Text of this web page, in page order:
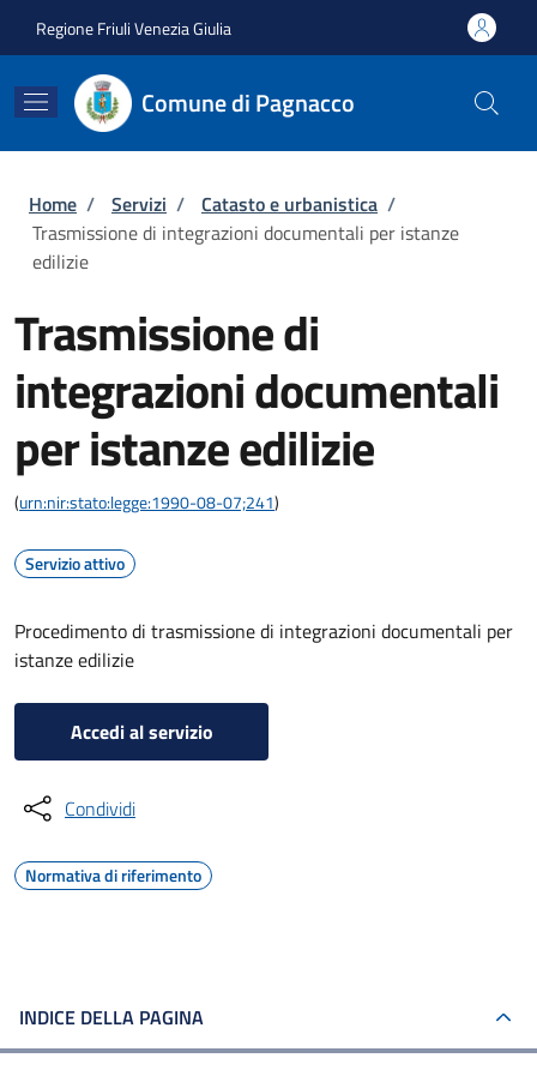
Regione Friuli Venezia Giulia
Comune di Pagnacco
Briciole di pane
Home / Servizi / Catasto e urbanistica /
Trasmissione di integrazioni documentali per istanze
edilizie
Trasmissione di
integrazioni documentali
per istanze edilizie
(urn:nir:stato:legge:1990-08-07;241)
Servizio attivo
Procedimento di trasmissione di integrazioni documentali per
istanze edilizie
Accedi al servizio
Condividi
Normativa di riferimento
INDICE DELLA PAGINA